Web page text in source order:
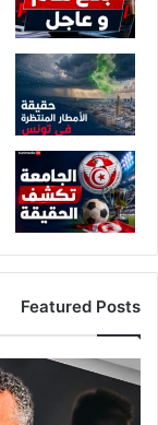
Featured Posts
عاجل:
ماهر
الكنزاري